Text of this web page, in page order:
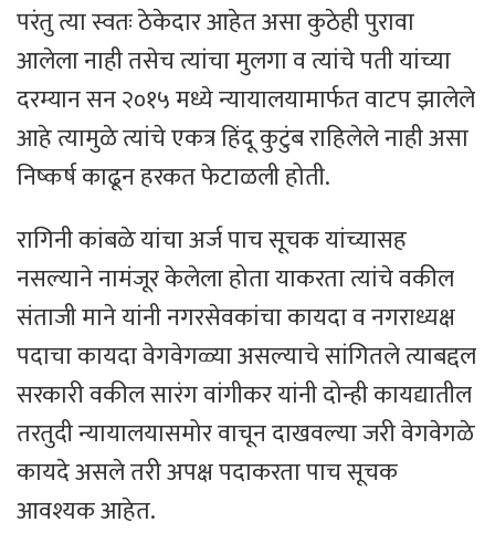
परंतु त्या स्वतः ठेकेदार आहेत असा कुठेही पुरावा
आलेला नाही तसेच त्यांचा मुलगा व त्यांचे पती यांच्या
दरम्यान सन २०१५ मध्ये न्यायालयामार्फत वाटप झालेले
आहे त्यामुळे त्यांचे एकत्र हिंदू कुटुंब राहिलेले नाही असा
निष्कर्ष काढून हरकत फेटाळली होती.
रागिनी कांबळे यांचा अर्ज पाच सूचक यांच्यासह
नसल्याने नामंजूर केलेला होता याकरता त्यांचे वकील
संताजी माने यांनी नगरसेवकांचा कायदा व नगराध्यक्ष
पदाचा कायदा वेगवेगळ्या असल्याचे सांगितले त्याबद्दल
सरकारी वकील सारंग वांगीकर यांनी दोन्ही कायद्यातील
तरतुदी न्यायालयासमोर वाचून दाखवल्या जरी वेगवेगळे
कायदे असले तरी अपक्ष पदाकरता पाच सूचक
आवश्यक आहेत.